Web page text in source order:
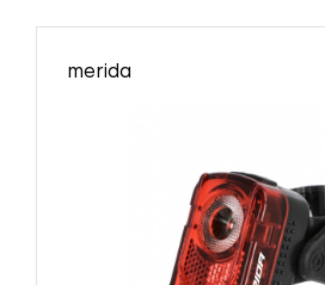
merida